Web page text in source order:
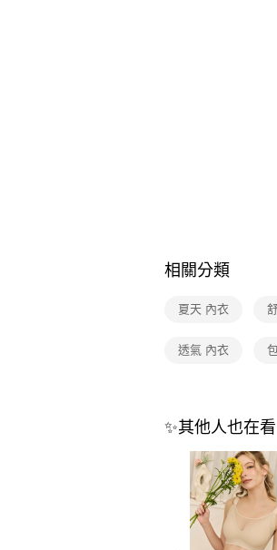
相關分類
夏天 內衣
透氣 內衣
✨其他人也在看